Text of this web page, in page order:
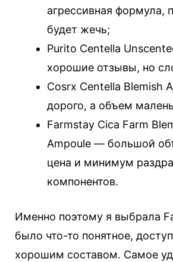
агрессивная формула,
будет жечь;
Purito Centella
хорошие отзывы, но
Cosrx Centella Blemish
дорого, а объем
Farmstay Cica Farm
Ampoule — большой
цена и минимум
компонентов.
Именно поэтому я выбрала
было что-то понятное,
хорошим составом. Самое